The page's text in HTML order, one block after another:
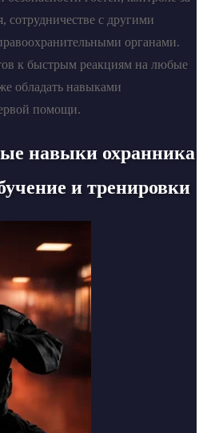
сотрудничестве с другими
органами.
к быстрым реакциям на любые
обладать навыками
помощи.
навыки охранника
и тренировки